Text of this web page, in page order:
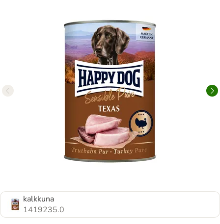
kalkkuna
1419235.0